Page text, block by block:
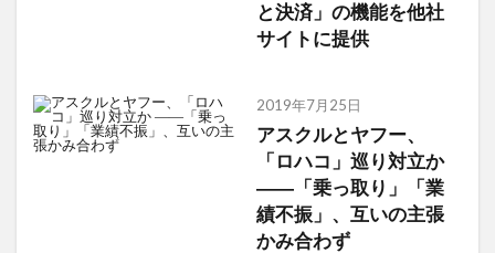
と決済」の機能を他社
サイトに提供
2019年7月25日
アスクルとヤフー、
「ロハコ」巡り対立か
――「乗っ取り」「業
績不振」、互いの主張
かみ合わず